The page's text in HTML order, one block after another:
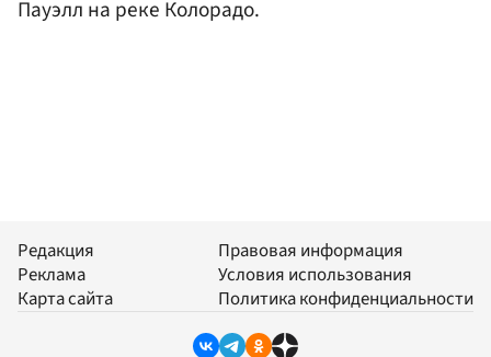
Пауэлл на реке Колорадо.
Редакция
Реклама
Карта сайта
Правовая информация
Условия использования
Политика конфиденциальности